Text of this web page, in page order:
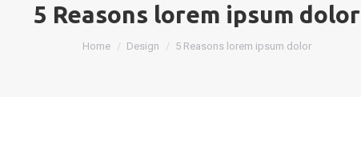
5 Reasons lorem ipsum dolor
You are here:
Home Design 5 Reasons lorem ipsum dolor